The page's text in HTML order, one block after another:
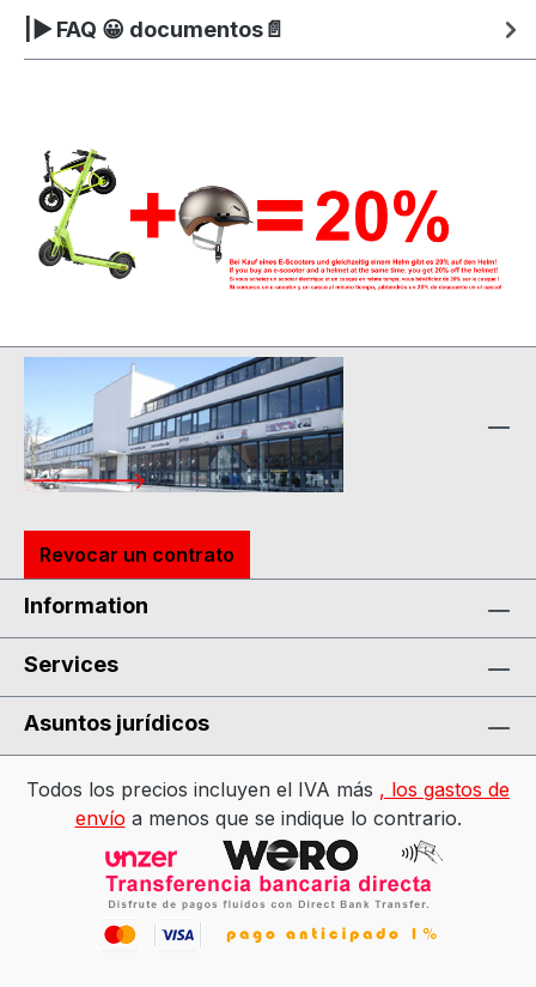
|▶ FAQ 😀 documentos📄
Revocar un contrato
Information
Services
Asuntos jurídicos
Todos los precios incluyen el IVA más , los gastos de
envío a menos que se indique lo contrario.